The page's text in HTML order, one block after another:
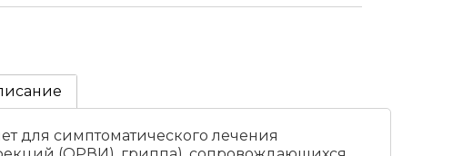
для симптоматического лечения